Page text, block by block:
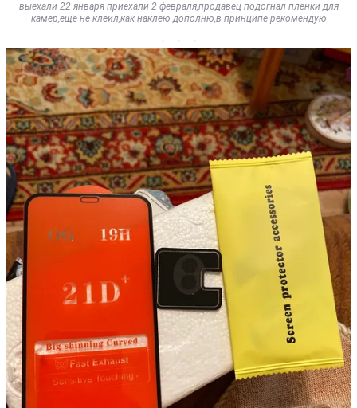
выехали 22 января приехали 2 февраля,продавец подогнал пленки для
камер,еще не клеил,как наклею дополню,в принципе рекомендую